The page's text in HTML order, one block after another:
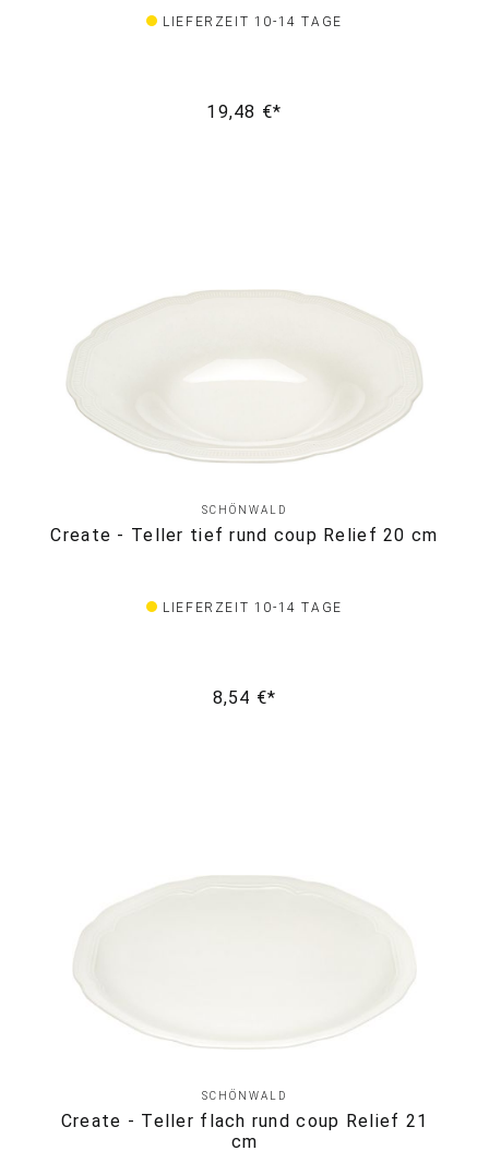
LIEFERZEIT 10-14 TAGE
19,48 €*
SCHÖNWALD
Create - Teller tief rund coup Relief 20 cm
LIEFERZEIT 10-14 TAGE
8,54 €*
SCHÖNWALD
Create - Teller flach rund coup Relief 21
cm